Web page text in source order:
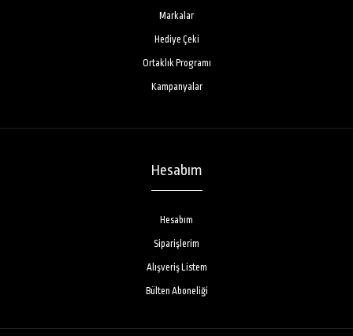
Markalar
Hediye Çeki
Ortaklık Programı
Kampanyalar
Hesabım
Hesabım
Siparişlerim
Alışveriş Listem
Bülten Aboneliği